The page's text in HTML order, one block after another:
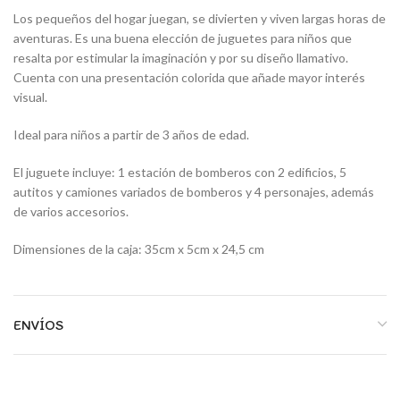
Los pequeños del hogar juegan, se divierten y viven largas horas de
aventuras. Es una buena elección de juguetes para niños que
resalta por estimular la imaginación y por su diseño llamativo.
Cuenta con una presentación colorida que añade mayor interés
visual.
Ideal para niños a partir de 3 años de edad.
El juguete incluye: 1 estación de bomberos con 2 edificios, 5
autitos y camiones variados de bomberos y 4 personajes, además
de varios accesorios.
Dimensiones de la caja: 35cm x 5cm x 24,5 cm
ENVÍOS